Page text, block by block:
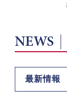
NEWS
最新情報